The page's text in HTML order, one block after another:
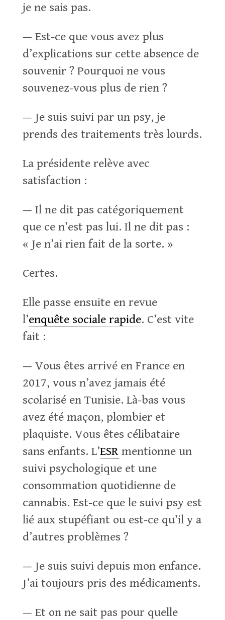
je ne sais pas.
— Est-ce que vous avez plus
d’explications sur cette absence de
souvenir ? Pourquoi ne vous
souvenez-vous plus de rien ?
— Je suis suivi par un psy, je
prends des traitements très lourds.
La présidente relève avec
satisfaction :
— Il ne dit pas catégoriquement
que ce n’est pas lui. Il ne dit pas :
« Je n’ai rien fait de la sorte. »
Certes.
Elle passe ensuite en revue
l’enquête sociale rapide. C’est vite
fait :
— Vous êtes arrivé en France en
2017, vous n’avez jamais été
scolarisé en Tunisie. Là-bas vous
avez été maçon, plombier et
plaquiste. Vous êtes célibataire
sans enfants. L’ESRmentionne un
suivi psychologique et une
consommation quotidienne de
cannabis. Est-ce que le suivi psy est
lié aux stupéfiant ou est-ce qu’il y a
d’autres problèmes ?
— Je suis suivi depuis mon enfance.
J’ai toujours pris des médicaments.
— Et on ne sait pas pour quelle